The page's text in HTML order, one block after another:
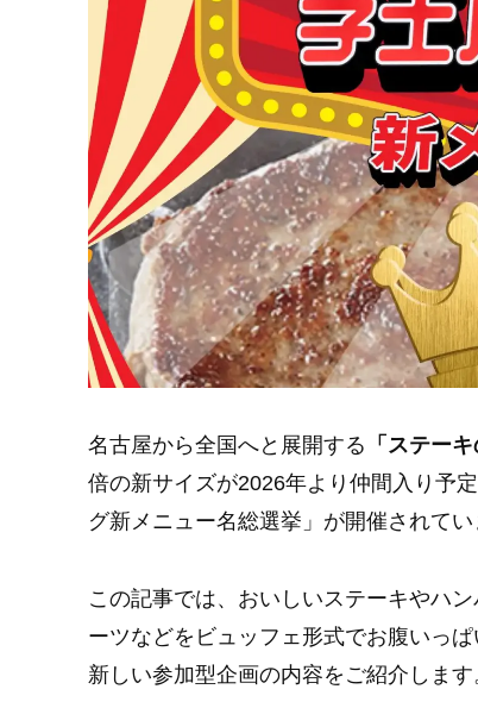
名古屋から全国へと展開する 「ステー
倍の新サイズが2026年より仲間入り予
グ新メニュー名総選挙」が開催されてい
この記事では、おいしいステーキやハ
ーツなどをビュッフェ形式でお腹いっ
新しい参加型企画の内容をご紹介します